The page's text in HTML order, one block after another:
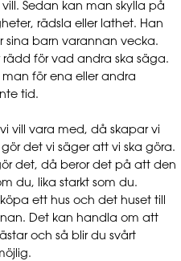
Sedan kan man skylla på
rädsla eller lathet. Han
sina barn varannan vecka.
rädd för vad andra ska säga.
för ena eller andra
tid.
vill vara med, då skapar vi
det vi säger att vi ska göra.
det, då beror det på att den
du, lika starkt som du.
ett hus och det huset till
Det kan handla om att
och så blir du svårt